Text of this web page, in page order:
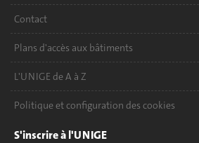
Contact
Plans d'accès aux bâtiments
L'UNIGE de A à Z
Politique et configuration des cookies
S'inscrire à l'UNIGE